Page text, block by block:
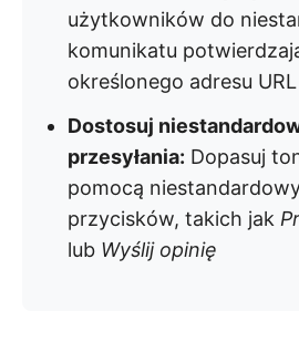
użytkowników do
komunikatu
określonego adresu URL
Dostosuj
przesyłania: Dopasuj
pomocą
przycisków, takich jak
lub Wyślij opinię